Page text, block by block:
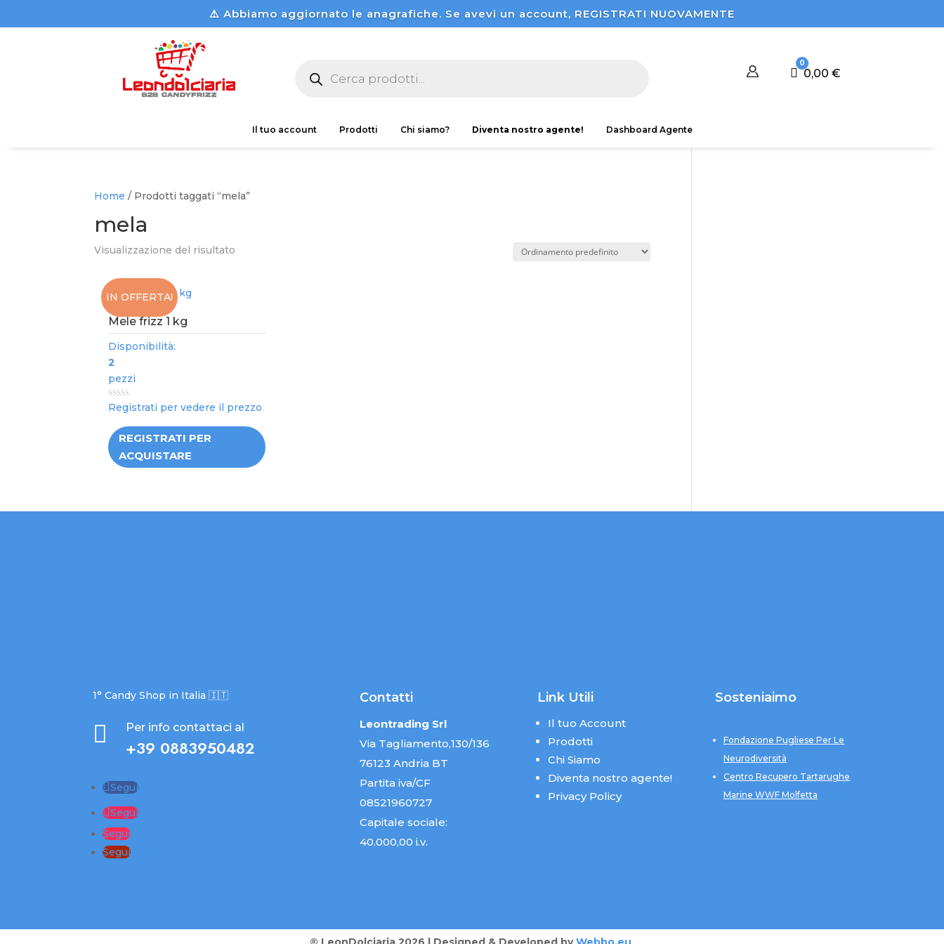
⚠️ Abbiamo aggiornato le anagrafiche. Se avevi un account, REGISTRATI NUOVAMENTE
search Carrello
0
0,00 €
Il tuo account Prodotti Chi siamo? Diventa nostro agente! Dashboard Agente
Home / Prodotti taggati “mela”
mela
Visualizzazione del risultato
IN OFFERTA!
Mele frizz 1 kg
Disponibilità:
2
pezzi
0
out
Registrati per vedere il prezzo
REGISTRATI PER
ACQUISTARE
1° Candy Shop in Italia 🇮🇹
 Per info contattaci al
+39 0883950482
Segui
Segui
Segui
Segui
Contatti
Leontrading Srl
Via Tagliamento,130/136
76123 Andria BT
Partita iva/CF
08521960727
Capitale sociale:
40.000,00 i.v.
Link Utili
Il tuo Account
Prodotti
Chi Siamo
Diventa nostro agente!
Privacy Policy
Sosteniaimo
Fondazione Pugliese Per Le
Neurodiversità
Centro Recupero Tartarughe
Marine WWF Molfetta